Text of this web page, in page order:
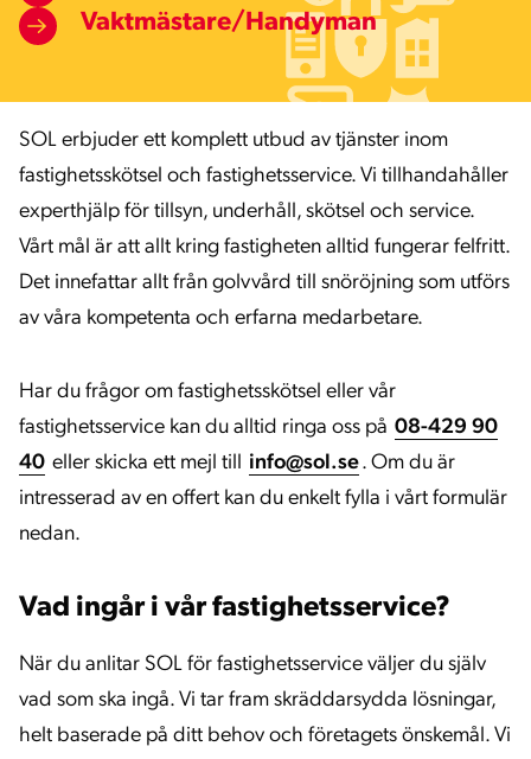
Vaktmästare/Handyman
SOL erbjuder ett komplett utbud av tjänster inom
fastighetsskötsel och fastighetsservice. Vi tillhandahåller
experthjälp för tillsyn, underhåll, skötsel och service.
Vårt mål är att allt kring fastigheten alltid fungerar felfritt.
Det innefattar allt från golvvård till snöröjning som utförs
av våra kompetenta och erfarna medarbetare.
Har du frågor om fastighetsskötsel eller vår
fastighetsservice kan du alltid ringa oss på 08-429 90
40 eller skicka ett mejl till info@sol.se. Om du är
intresserad av en offert kan du enkelt fylla i vårt formulär
nedan.
Vad ingår i vår fastighetsservice?
När du anlitar SOL för fastighetsservice väljer du själv
vad som ska ingå. Vi tar fram skräddarsydda lösningar,
helt baserade på ditt behov och företagets önskemål. Vi